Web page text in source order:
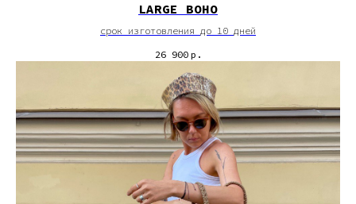
LARGE BOHO
срок изготовления до 10 дней
26 900 р.